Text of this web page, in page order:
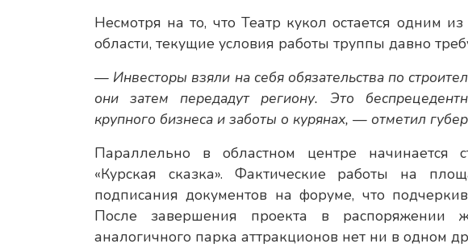
Несмотря на то, что Театр кукол остается одним
области, текущие условия работы труппы давно
— Инвесторы взяли на себя обязательства по
они затем передадут региону. Это
крупного бизнеса и заботы о курянах, — отметил
Параллельно в областном центре начинается
«Курская сказка». Фактические работы на
подписания документов на форуме, что
После завершения проекта в распоряжении
аналогичного парка аттракционов нет ни в одном